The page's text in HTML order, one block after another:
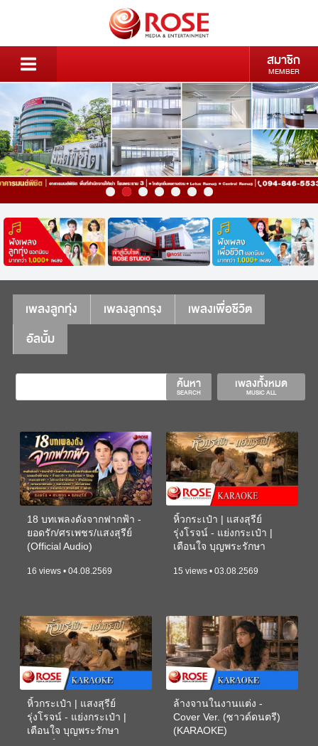
สมาชิก
MEMBER
เพลงลูกทุ่ง เพลงลูกกรุง
เพลงเพื่อชีวิต
อัลบั้ม
เพลงทั้งหมด
MUSIC ALL
ค้นหา
SEARCH
18 บทเพลงดังจากฟากฟ้า -
ยอดรัก/ศรเพชร/แสงสุรีย์
(Official Audio)
16 views • 04.08.2569
หิ้วกระเป๋า | แสงสุรีย์
รุ่งโรจน์ - แย่งกระเป๋า |
เตือนใจ บุญพระรักษา
15 views • 03.08.2569
หิ้วกระเป๋า | แสงสุรีย์
รุ่งโรจน์ - แย่งกระเป๋า |
เตือนใจ บุญพระรักษา
ล้างจานในงานแต่ง -
Cover Ver. (ซาวด์ดนตรี)
(KARAOKE)